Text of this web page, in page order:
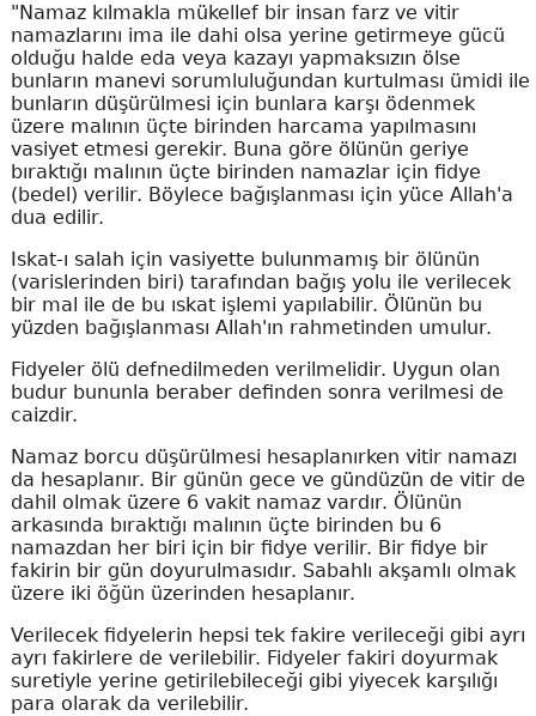
"Namaz kılmakla mükellef bir insan farz ve vitir
namazlarını ima ile dahi olsa yerine getirmeye gücü
olduğu halde eda veya kazayı yapmaksızın ölse
bunların manevi sorumluluğundan kurtulması ümidi ile
bunların düşürülmesi için bunlara karşı ödenmek
üzere malının üçte birinden harcama yapılmasını
vasiyet etmesi gerekir. Buna göre ölünün geriye
bıraktığı malının üçte birinden namazlar için fidye
(bedel) verilir. Böylece bağışlanması için yüce Allah'a
dua edilir.
Iskat-ı salah için vasiyette bulunmamış bir ölünün
(varislerinden biri) tarafından bağış yolu ile verilecek
bir mal ile de bu ıskat işlemi yapılabilir. Ölünün bu
yüzden bağışlanması Allah'ın rahmetinden umulur.
Fidyeler ölü defnedilmeden verilmelidir. Uygun olan
budur bununla beraber definden sonra verilmesi de
caizdir.
Namaz borcu düşürülmesi hesaplanırken vitir namazı
da hesaplanır. Bir günün gece ve gündüzün de vitir de
dahil olmak üzere 6 vakit namaz vardır. Ölünün
arkasında bıraktığı malının üçte birinden bu 6
namazdan her biri için bir fidye verilir. Bir fidye bir
fakirin bir gün doyurulmasıdır. Sabahlı akşamlı olmak
üzere iki öğün üzerinden hesaplanır.
Verilecek fidyelerin hepsi tek fakire verileceği gibi ayrı
ayrı fakirlere de verilebilir. Fidyeler fakiri doyurmak
suretiyle yerine getirilebileceği gibi yiyecek karşılığı
para olarak da verilebilir.